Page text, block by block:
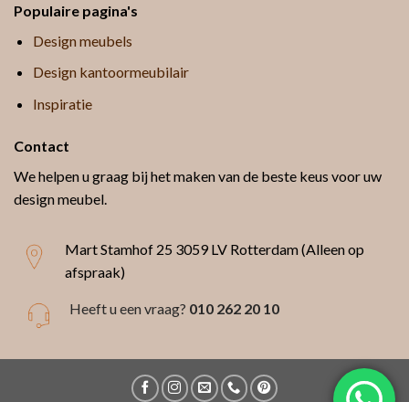
Populaire pagina's
Design meubels
Design kantoormeubilair
Inspiratie
Contact
We helpen u graag bij het maken van de beste keus voor uw
design meubel.
Mart Stamhof 25 3059 LV Rotterdam (Alleen op
afspraak)
Heeft u een vraag? 010 262 20 10